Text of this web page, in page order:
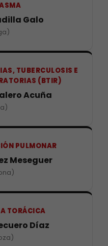
Galo
TUBERCULOSIS E
(BTIR)
Acuña
PULMONAR
Meseguer
TORÁCICA
Díaz